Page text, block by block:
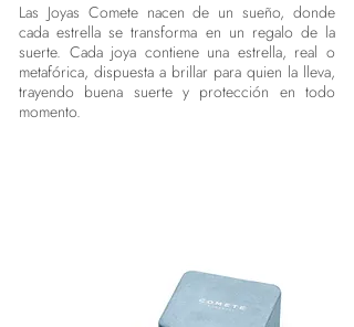
Las Joyas Comete nacen de un sueño, donde
cada estrella se transforma en un regalo de la
suerte. Cada joya contiene una estrella, real o
metafórica, dispuesta a brillar para quien la lleva,
trayendo buena suerte y protección en todo
momento.